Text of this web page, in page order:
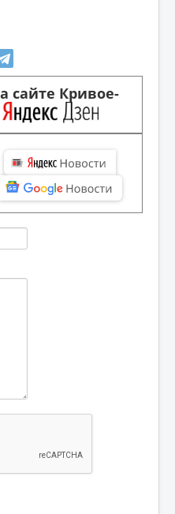
сайте Кривое-